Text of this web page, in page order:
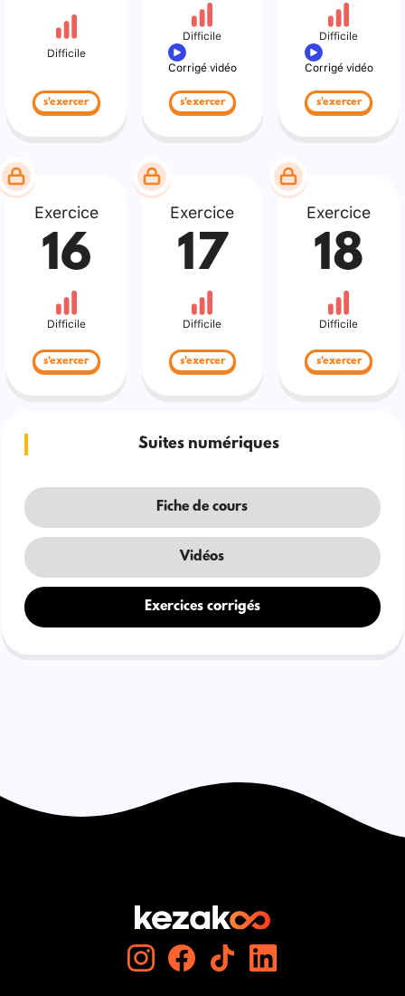
Difficile
s'exercer
Difficile
Corrigé vidéo
s'exercer
Difficile
Corrigé vidéo
s'exercer
Exercice
16
Difficile
s'exercer
Exercice
17
Difficile
s'exercer
Exercice
18
Difficile
s'exercer
Suites numériques
Fiche de cours
Vidéos
Exercices corrigés